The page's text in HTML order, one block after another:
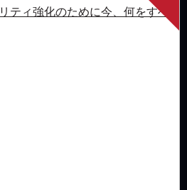
ティ強化のために今、何をすべ